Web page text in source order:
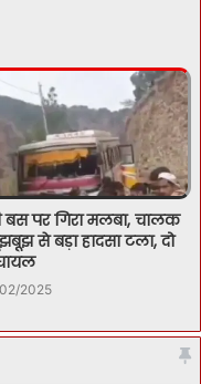
बस पर गिरा मलबा, चालक
से बड़ा हादसा टला, दो
घायल
2025